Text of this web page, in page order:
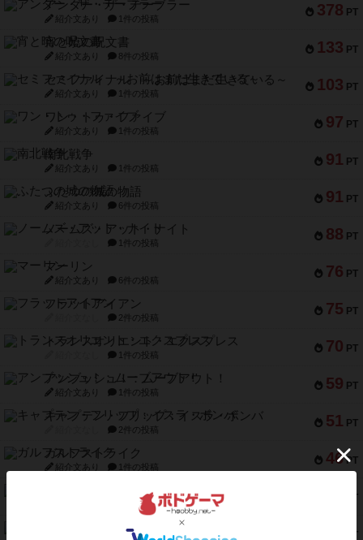
378 PT
アンダー・ザ・テーブラー
紹介文あり 1件の投稿
133 PT
宵と暁の呪文書
紹介文あり 8件の投稿
103 PT
セミファイナル ～お前はまだ生きている～
紹介文あり 1件の投稿
97 PT
ワン・トゥ・ファイブ
紹介文あり 1件の投稿
91 PT
南北戦争
紹介文あり 1件の投稿
91 PT
ふたつの城の物語
紹介文あり 6件の投稿
88 PT
ノームズ・アット・ナイト
1件の投稿
76 PT
マーリン
紹介文あり 6件の投稿
75 PT
フラットアイアン
2件の投稿
70 PT
トランスオリエント・エクスプレス
1件の投稿
59 PT
アンブッシュ！：ムーブアウト！
紹介文あり 1件の投稿
51 PT
キャプテン・フリップ：イスラ・ボンバ
2件の投稿
46 PT
ガルフストライク
紹介文あり 1件の投稿
PT
エコーズ・オブ・タイム
8件の投稿
PT